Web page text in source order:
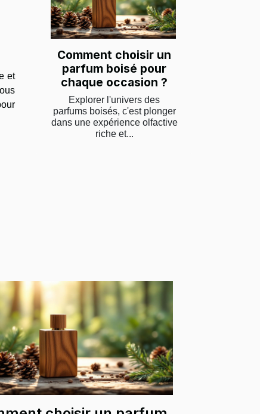
et
Comment choisir un
parfum boisé pour
chaque occasion ?
Explorer l'univers des
parfums boisés, c'est plonger
dans une expérience olfactive
riche et...